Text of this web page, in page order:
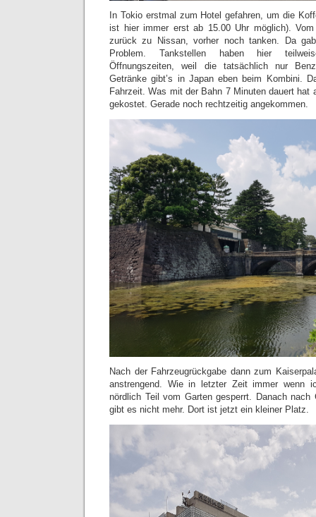
In Tokio erstmal zum Hotel gefahren, um die
ist hier immer erst ab 15.00 Uhr möglich).
zurück zu Nissan, vorher noch tanken. Da
Problem. Tankstellen haben hier
Öffnungszeiten, weil die tatsächlich nur
Getränke gibt’s in Japan eben beim Kombini.
Fahrzeit. Was mit der Bahn 7 Minuten dauert hat
gekostet. Gerade noch rechtzeitig angekommen.
Nach der Fahrzeugrückgabe dann zum
anstrengend. Wie in letzter Zeit immer wenn
nördlich Teil vom Garten gesperrt. Danach nach
gibt es nicht mehr. Dort ist jetzt ein kleiner Platz.